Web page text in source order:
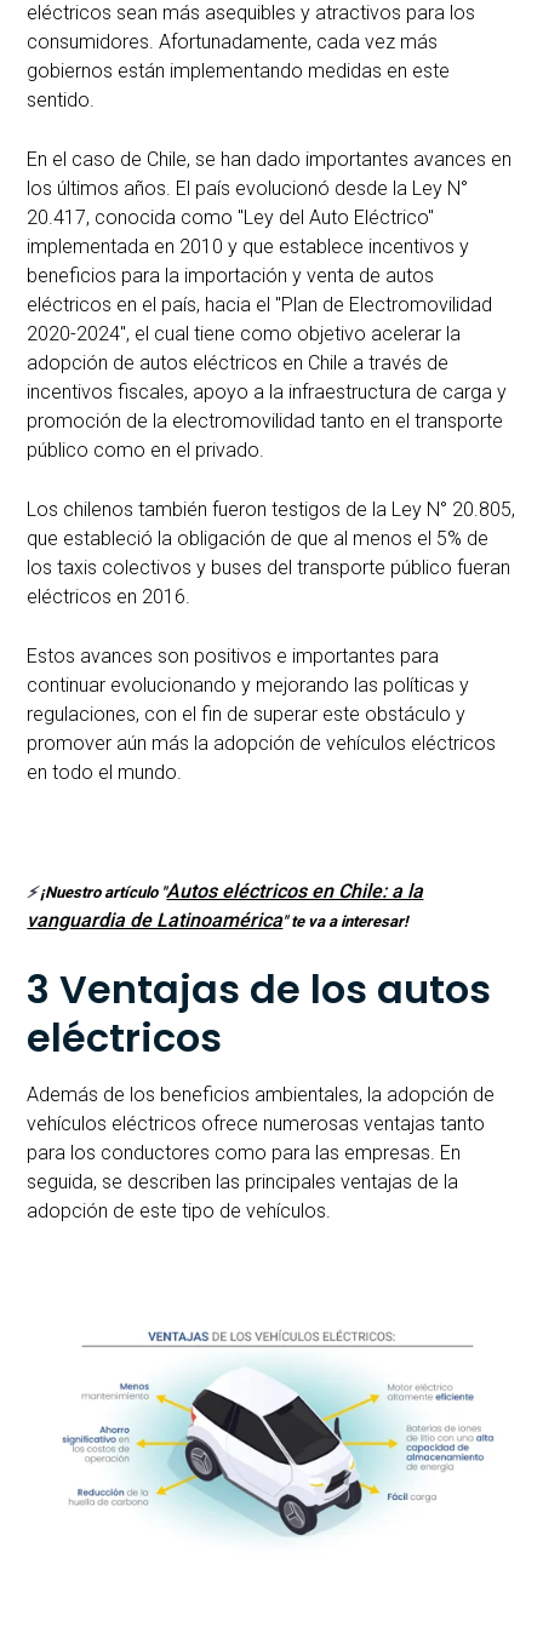
eléctricos sean más asequibles y atractivos para los
consumidores. Afortunadamente, cada vez más
gobiernos están implementando medidas en este
sentido.
En el caso de Chile, se han dado importantes avances en
los últimos años. El país evolucionó desde la Ley N°
20.417, conocida como "Ley del Auto Eléctrico"
implementada en 2010 y que establece incentivos y
beneficios para la importación y venta de autos
eléctricos en el país, hacia el "Plan de Electromovilidad
2020-2024", el cual tiene como objetivo acelerar la
adopción de autos eléctricos en Chile a través de
incentivos fiscales, apoyo a la infraestructura de carga y
promoción de la electromovilidad tanto en el transporte
público como en el privado.
Los chilenos también fueron testigos de la Ley N° 20.805,
que estableció la obligación de que al menos el 5% de
los taxis colectivos y buses del transporte público fueran
eléctricos en 2016.
Estos avances son positivos e importantes para
continuar evolucionando y mejorando las políticas y
regulaciones, con el fin de superar este obstáculo y
promover aún más la adopción de vehículos eléctricos
en todo el mundo.
⚡¡Nuestro artículo "Autos eléctricos en Chile: a la
vanguardia de Latinoamérica" te va a interesar!
3 Ventajas de los autos
eléctricos
Además de los beneficios ambientales, la adopción de
vehículos eléctricos ofrece numerosas ventajas tanto
para los conductores como para las empresas. En
seguida, se describen las principales ventajas de la
adopción de este tipo de vehículos.